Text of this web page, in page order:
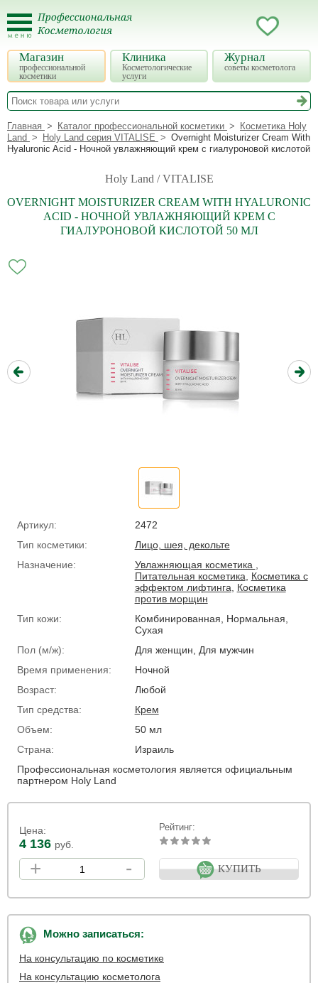
Магазин
профессиональной
косметики
Клиника
Косметологические
услуги
Журнал
советы косметолога
Главная Каталог профессиональной косметики
Косметика Holy
Land
Holy Land серия VITALISE
Overnight Moisturizer Cream With
Hyaluronic Acid - Ночной увлажняющий крем с гиалуроновой кислотой
Holy Land / VITALISE
OVERNIGHT MOISTURIZER CREAM WITH HYALURONIC
ACID - НОЧНОЙ УВЛАЖНЯЮЩИЙ КРЕМ С
ГИАЛУРОНОВОЙ КИСЛОТОЙ 50 МЛ
Артикул:
2472
Тип косметики:
Лицо, шея, декольте
Назначение:
Увлажняющая косметика
Питательная косметика
Косметика с
эффектом лифтинга
Косметика
против морщин
Тип кожи:
Комбинированная, Нормальная,
Сухая
Пол (м/ж):
Для женщин, Для мужчин
Время применения:
Ночной
Возраст:
Любой
Тип средства:
Крем
Объем:
50 мл
Страна:
Израиль
Профессиональная косметология является официальным
партнером Holy Land
Цена:
4 136 руб.
Рейтинг:
+ - КУПИТЬ
Можно записаться:
На консультацию по косметике
На консультацию косметолога